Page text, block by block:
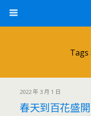
Tags
2022 年 3 月 1 日
春天到百花盛